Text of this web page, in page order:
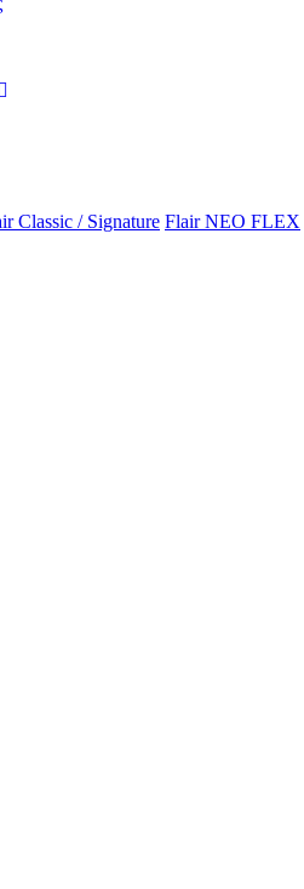
Classic / Signature Flair NEO FLEX